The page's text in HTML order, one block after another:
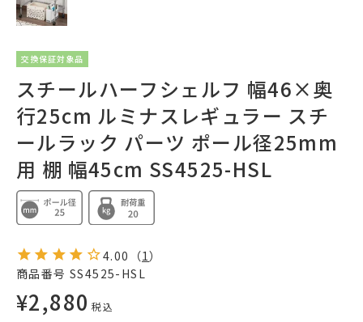
交換保証対象品
スチールハーフシェルフ 幅46×奥
行25cm ルミナスレギュラー スチ
ールラック パーツ ポール径25mm
用 棚 幅45cm SS4525-HSL
4.00 （1）
商品番号 SS4525-HSL
¥2,880 税込